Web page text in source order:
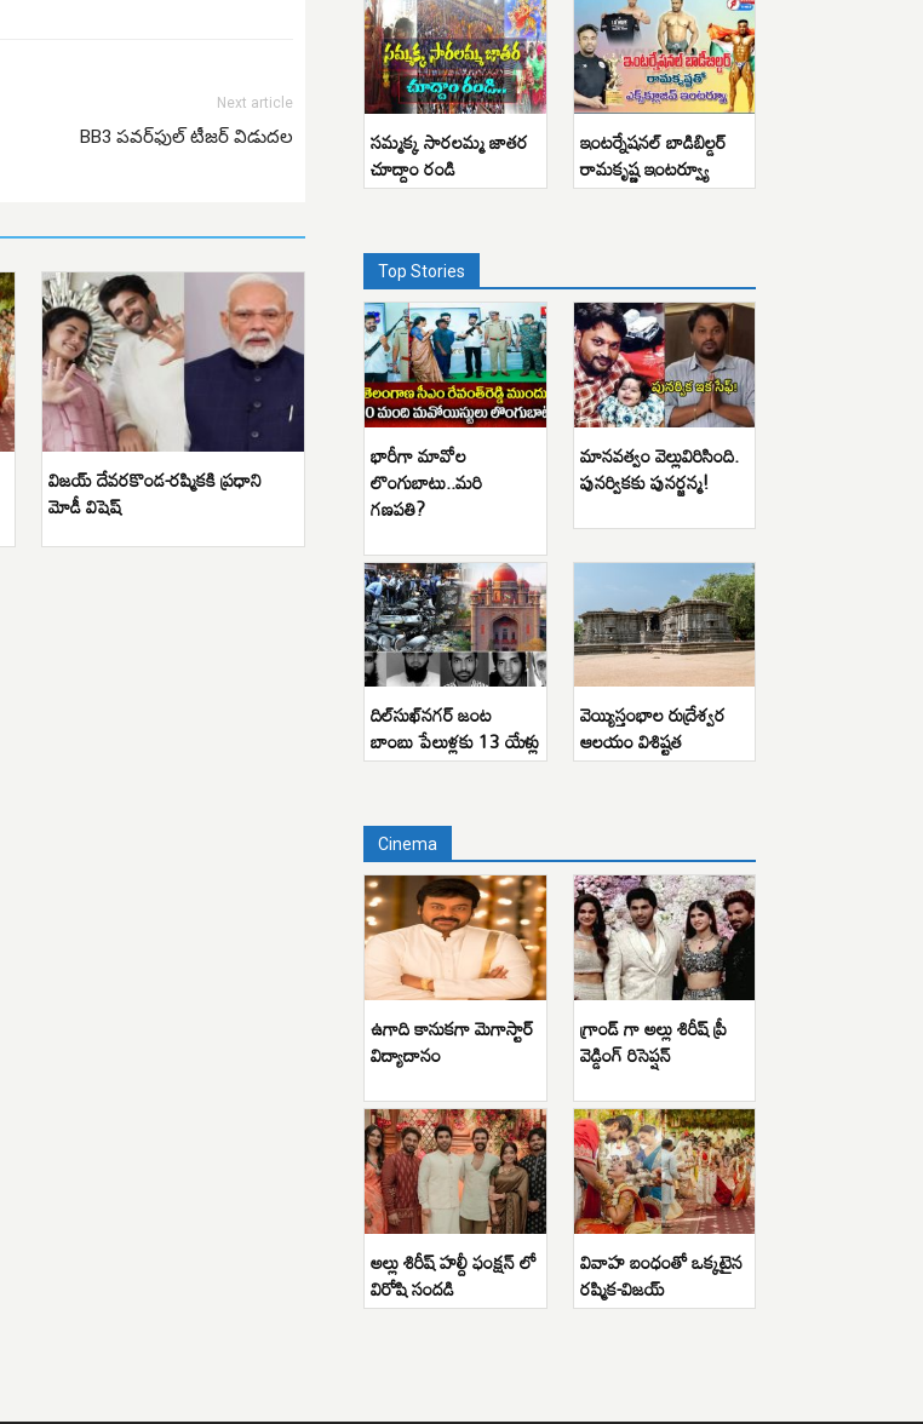
Next article
BB3 ప‌వ‌ర్‌ఫుల్ టీజ‌ర్‌ విడుద‌ల
విజయ్ దేవరకొండ-రష్మికకి ప్రధాని
మోడీ విషెష్
సమ్మక్క సారలమ్మ జాతర
చూద్దాం రండి
ఇంటర్నేషనల్ బాడిబిల్డర్
రామకృష్ణ ఇంటర్వ్యూ
Top Stories
భారీగా మావోల
లొంగుబాటు..మరి
గణపతి?
మానవత్వం వెల్లువిరిసింది.
పునర్వికకు పునర్జన్మ!
దిల్‌సుఖ్‌నగర్ జంట
బాంబు పేలుళ్లకు 13 యేళ్లు
వెయ్యిస్తంభాల రుద్రేశ్వర
ఆలయం విశిష్టత
Cinema
ఉగాది కానుకగా మెగాస్టార్
విద్యాదానం
గ్రాండ్ గా అల్లు శిరీష్ ప్రీ
వెడ్డింగ్ రిసెప్షన్
అల్లు శిరీష్ హల్దీ ఫంక్షన్ లో
విరోషి సందడి
వివాహ బంధంతో ఒక్కటైన
రష్మిక-విజయ్